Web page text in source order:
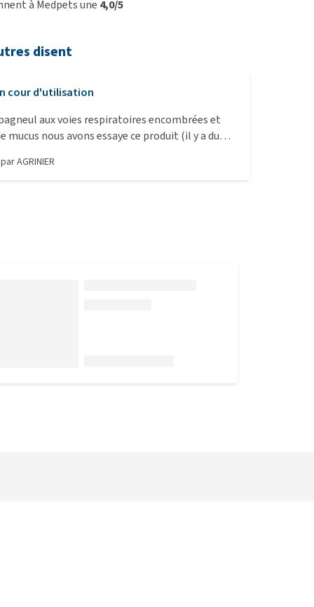
à Medpets une 4,0/5
disent
cour d'utilisation
aux voies respiratoires encombrées et
mucus nous avons essaye ce produit (il y a du
AGRINIER